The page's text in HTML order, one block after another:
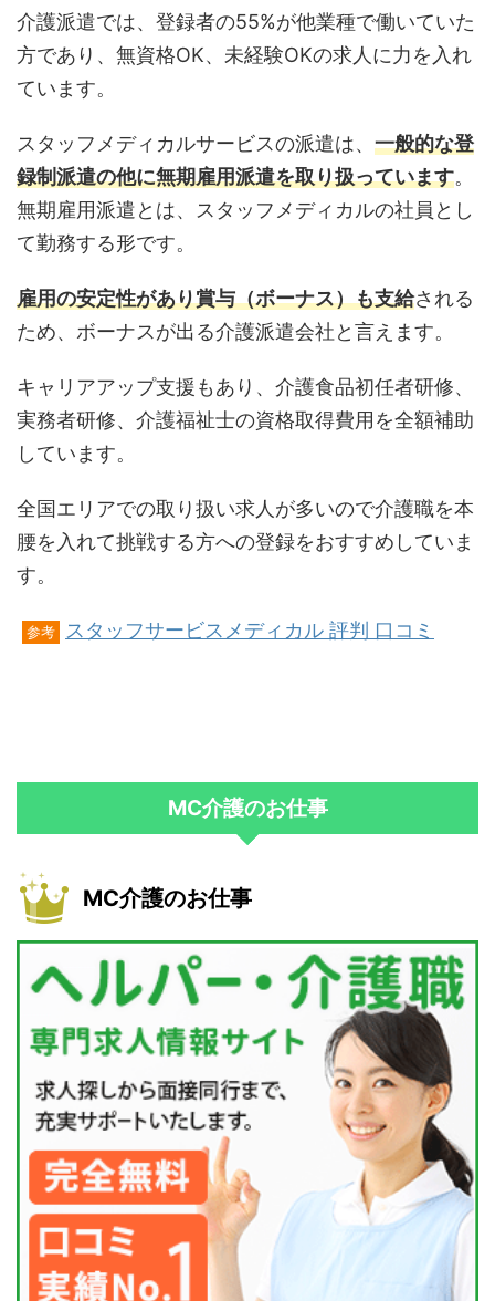
介護派遣では、登録者の55%が他業種で働いていた
方であり、無資格OK、未経験OKの求人に力を入れ
ています。
スタッフメディカルサービスの派遣は、 一般的な登
録制派遣の他に無期雇用派遣を取り扱っています。
無期雇用派遣とは、スタッフメディカルの社員とし
て勤務する形です。
雇用の安定性があり賞与（ボーナス）も支給される
ため、ボーナスが出る介護派遣会社と言えます。
キャリアアップ支援もあり、介護食品初任者研修、
実務者研修、介護福祉士の資格取得費用を全額補助
しています。
全国エリアでの取り扱い求人が多いので介護職を本
腰を入れて挑戦する方への登録をおすすめしていま
す。
参考 スタッフサービスメディカル 評判 口コミ
MC介護のお仕事
MC介護のお仕事